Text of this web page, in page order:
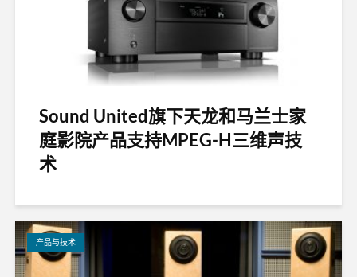
Sound United旗下天龙和马兰士家
庭影院产品支持MPEG-H三维声技
术
产品与技术